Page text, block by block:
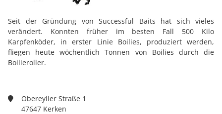
Seit der Gründung von Successful Baits hat sich vieles
verändert. Konnten früher im besten Fall 500 Kilo
Karpfenköder, in erster Linie Boilies, produziert werden,
fliegen heute wöchentlich Tonnen von Boilies durch die
Boilieroller.
Obereyller Straße 1
47647 Kerken